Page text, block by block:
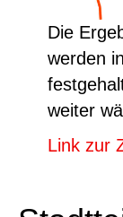
Die
werden
weiter
Link zur